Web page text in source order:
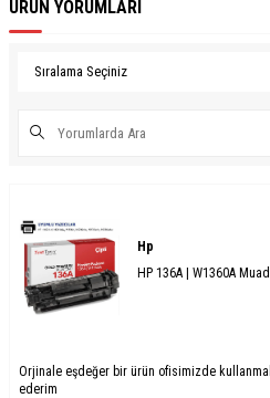
ÜRÜN YORUMLARI
Hp
HP 136A | W1360A
Orjinale eşdeğer bir ürün ofisimizde
ederim